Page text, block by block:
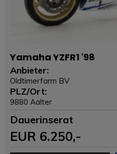
Yamaha YZFR1 '98
Anbieter:
Oldtimerfarm BV
PLZ/Ort:
9880 Aalter
Dauerinserat
EUR 6.250,-